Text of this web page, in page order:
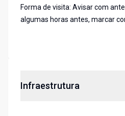
Forma de visita: Avisar com
algumas horas antes, marcar
Infraestrutura